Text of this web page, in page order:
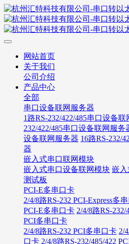
网站首页
关于我们
公司介绍
产品中心
全部
串口设备联网服务器
1路RS-232/422/485串口设备
232/422/485串口设备联网服务
设备联网服务器 16路RS-232/
器
嵌入式串口联网模块
嵌入式串口设备联网模块 嵌
测试板
PCI-E多串口卡
2/4/8路RS-232 PCI-Express多
PCI-E多串口卡 2/4/8路RS-
PCI多串口卡
2/4/8路RS-232 PCI多串口卡 2/
口卡 2/4/8路RS-232/485/422